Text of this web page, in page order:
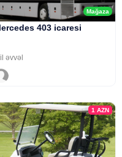
Mağaza
403 icaresi
əvvəl
1 AZN